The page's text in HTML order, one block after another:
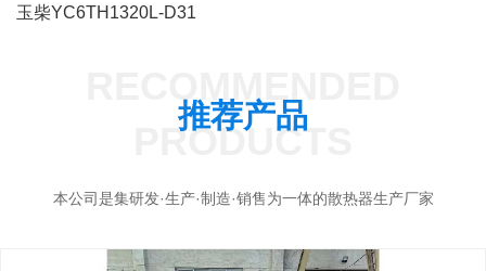
玉柴YC6TH1320L-D31
RECOMMENDED
PRODUCTS
推荐产品
本公司是集研发·生产·制造·销售为一体的散热器生产厂家